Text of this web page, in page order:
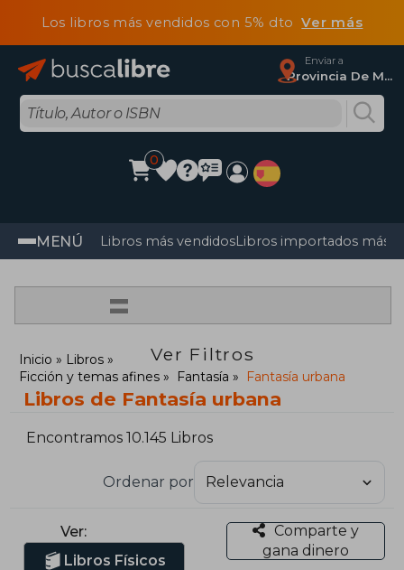
Los libros más vendidos con 5% dtoVer más
Enviar a
Provincia De Madrid
0
MENÚ Libros más vendidosLibros importados más
=
Ver Filtros
Inicio
Libros
Ficción y temas afines
Fantasía Fantasía urbana
Libros de Fantasía urbana
Encontramos 10.145 Libros
Ordenar por
Ver:
Libros Físicos
Comparte y
gana dinero